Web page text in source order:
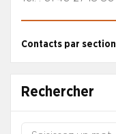
Contacts par section
Rechercher